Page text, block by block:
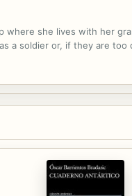
where she lives with her
a soldier or, if they are too